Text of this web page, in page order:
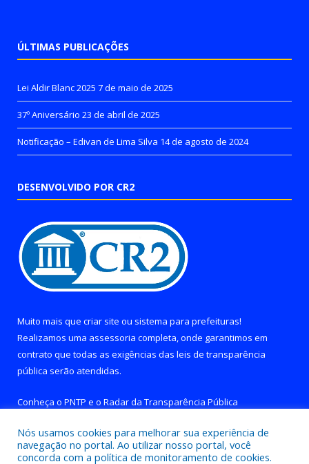
ÚLTIMAS PUBLICAÇÕES
Lei Aldir Blanc 2025 7 de maio de 2025
37º Aniversário 23 de abril de 2025
Notificação – Edivan de Lima Silva 14 de agosto de 2024
DESENVOLVIDO POR CR2
Muito mais que criar site ou sistema para prefeituras!
Realizamos uma assessoria completa, onde garantimos em
contrato que todas as exigências das leis de transparência
pública serão atendidas.
Conheça o PNTP e o Radar da Transparência Pública
Nós usamos cookies para melhorar sua experiência de
navegação no portal. Ao utilizar nosso portal, você
concorda com a política de monitoramento de cookies.